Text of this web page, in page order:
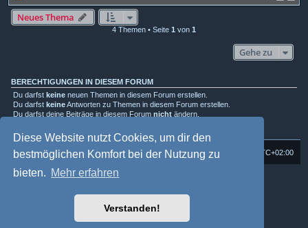
Diese Website nutzt Cookies, um dir den
bestmöglichen Komfort bei der Nutzung zu
bieten. Mehr erfahren
Verstanden!
Neues Thema
4 Themen • Seite 1 von 1
Gehe zu
BERECHTIGUNGEN IN DIESEM FORUM
Du darfst keine neuen Themen in diesem Forum erstellen.
Du darfst keineAntworten zu Themen in diesem Forum erstellen.
Du darfst deine Beiträge in diesem Forum nicht ändern.
Du darfstkeine Dateianhänge in diesem Forum erstellen.
Foren-Übersicht Alle Zeiten sind UTC+02:00
Alle Cookies löschen
Powered byphpBB
Style: Multi Design by Joyce&Luna
phpBB-Style-Design
phpBB Two Factor Authentication ©
Datenschutz|Nutzungsbedingungen